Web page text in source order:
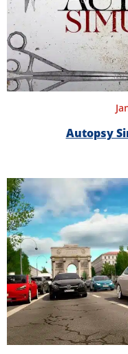
Autopsy